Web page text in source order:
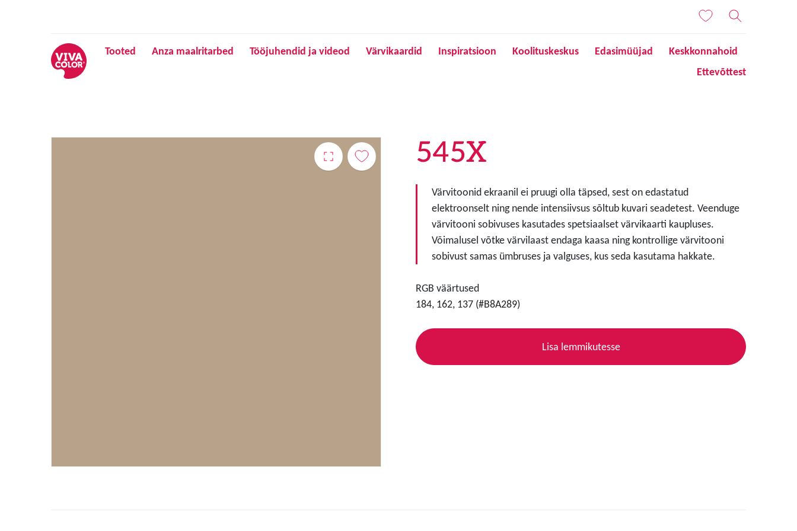
Tooted Anza maalritarbed Tööjuhendid ja videod Värvikaardid Inspiratsioon Koolituskeskus Edasimüüjad
Keskkonnahoid
Ettevõttest
545X
Värvitoonid ekraanil ei pruugi olla täpsed, sest on edastatud
elektroonselt ning nende intensiivsus sõltub kuvari seadetest. Veenduge
värvitooni sobivuses kasutades spetsiaalset värvikaarti kaupluses.
Võimalusel võtke värvilaast endaga kaasa ning kontrollige värvitooni
sobivust samas ümbruses ja valguses, kus seda kasutama hakkate.
RGB väärtused
184, 162, 137 (#B8A289)
Lisa lemmikutesse